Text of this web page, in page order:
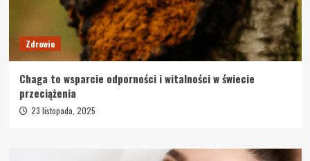
Zdrowie
Chaga to wsparcie odporności i witalności w świecie
przeciążenia
23 listopada, 2025